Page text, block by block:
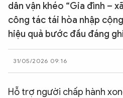
XÃ HỘI
PHÁP LUẬT
CÔNG NGHỆ
dân vận khéo “Gia đình –
công tác tái hòa nhập
hiệu quả bước đầu đáng
31/05/2026 09:16
Hỗ trợ người chấp hành